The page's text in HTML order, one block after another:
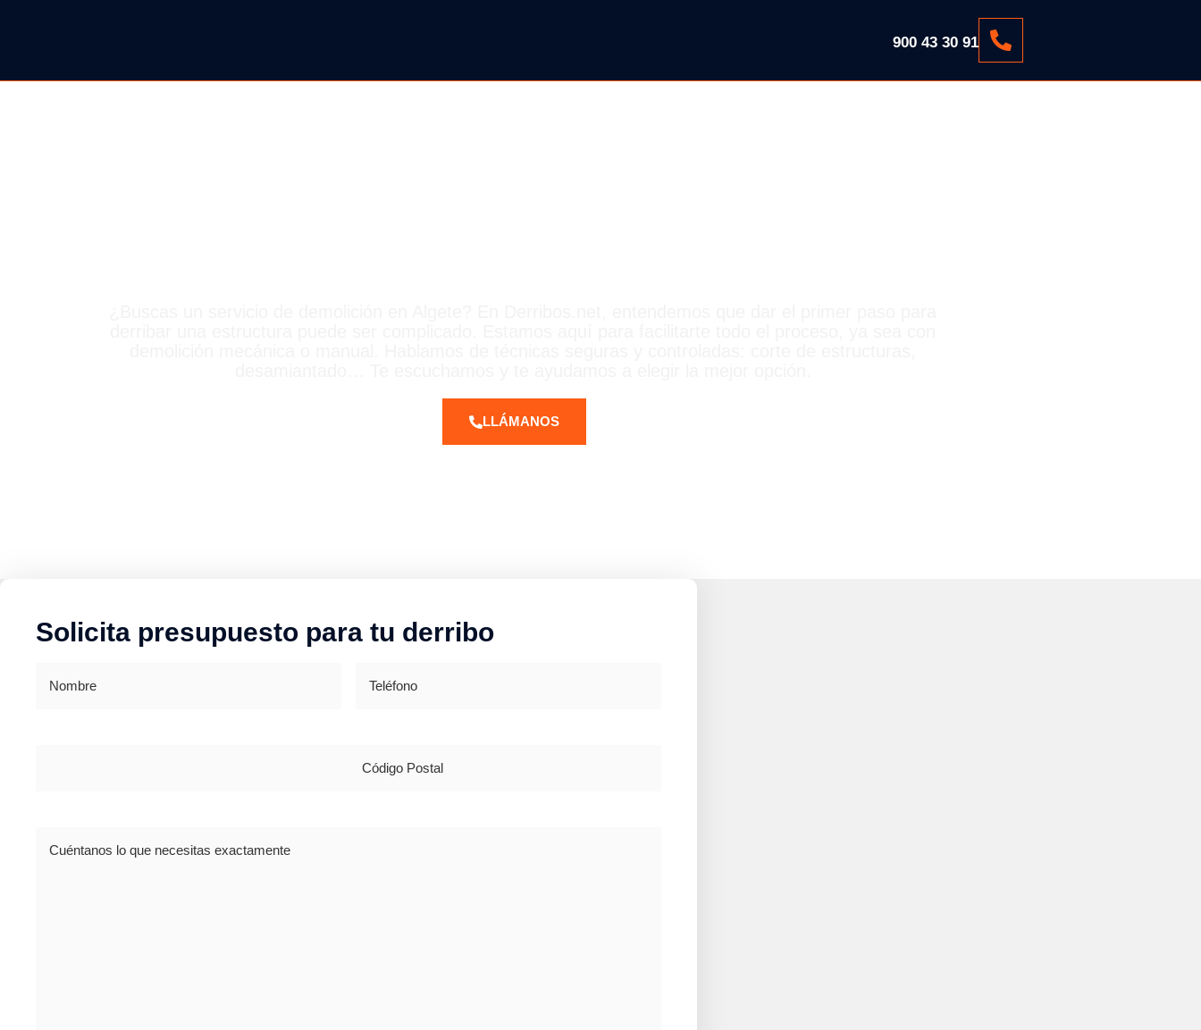
900 43 30 91
LLÁMANOS
Solicita presupuesto para tu derribo